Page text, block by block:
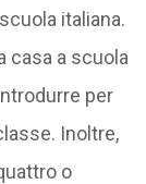
italiana.
casa a scuola
per
Inoltre,
o